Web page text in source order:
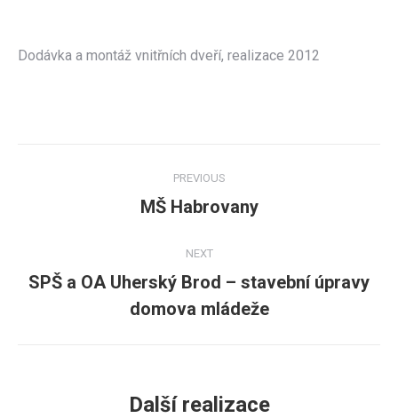
Dodávka a montáž vnitřních dveří, realizace 2012
navigation
PREVIOUS
Previous
MŠ Habrovany
NEXT
Next
post:
SPŠ a OA Uherský Brod – stavební úpravy
domova mládeže
Další realizace